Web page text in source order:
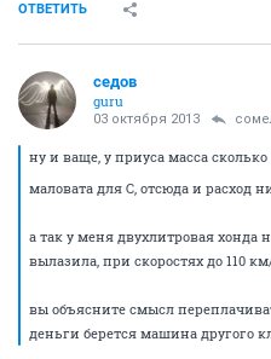
ОТВЕТИТЬ
седов
guru
03 октября 2013
ну и ваще, у приуса масса сколько
маловата для С, отсюда и расход
а так у меня двухлитровая хонда
вылазила, при скоростях до 110
вы объясните смысл
деньги берется машина другого